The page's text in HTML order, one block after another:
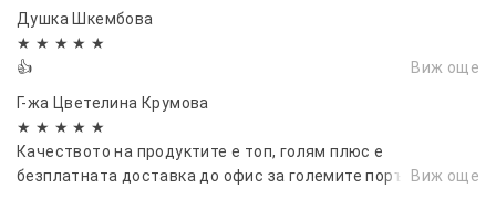
Душка Шкембова
★ ★ ★ ★ ★
👍
Виж още
Г-жа Цветелина Крумова
★ ★ ★ ★ ★
Качеството на продуктите е топ, голям плюс е
безплатната доставка до офис за големите поръчки.Виж още